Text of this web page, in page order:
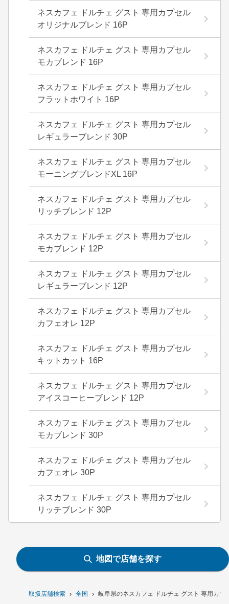
取扱店舗検索 全国 岐阜県のネスカフェ ドルチェ グスト 専用カ
ネスカフェ ドルチェ グスト 専用カプセル
オリジナルブレンド 16P
ネスカフェ ドルチェ グスト 専用カプセル
モカブレンド 16P
ネスカフェ ドルチェ グスト 専用カプセル
フラットホワイト 16P
ネスカフェ ドルチェ グスト 専用カプセル
レギュラーブレンド 30P
ネスカフェ ドルチェ グスト 専用カプセル
モーニングブレンドXL 16P
ネスカフェ ドルチェ グスト 専用カプセル
リッチブレンド 12P
ネスカフェ ドルチェ グスト 専用カプセル
モカブレンド 12P
ネスカフェ ドルチェ グスト 専用カプセル
レギュラーブレンド 12P
ネスカフェ ドルチェ グスト 専用カプセル
カフェオレ 12P
ネスカフェ ドルチェ グスト 専用カプセル
キットカット 16P
ネスカフェ ドルチェ グスト 専用カプセル
アイスコーヒーブレンド 12P
ネスカフェ ドルチェ グスト 専用カプセル
モカブレンド 30P
ネスカフェ ドルチェ グスト 専用カプセル
カフェオレ 30P
ネスカフェ ドルチェ グスト 専用カプセル
リッチブレンド 30P
地図で店舗を探す